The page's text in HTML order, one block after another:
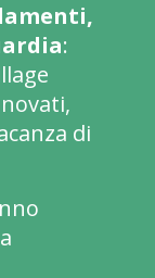
:
di